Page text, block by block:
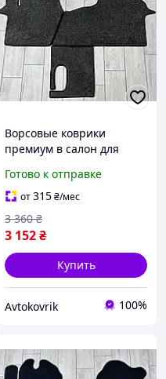
Ворсовые коврики
премиум в салон для
ухом между сидениями /
Рено Трафик коврики
Готово к отправке
от315₴/мес
3 152₴
3 360 ₴
Купить
Avtokovrik 100%